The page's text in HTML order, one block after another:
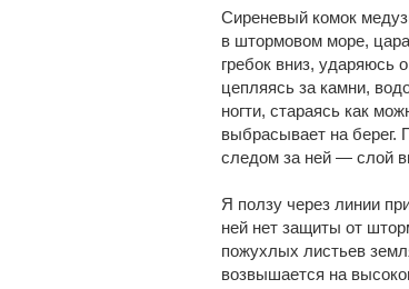
Сиреневый комок
в штормовом море,
гребок вниз, ударяюсь
цепляясь за камни,
ногти, стараясь как
выбрасывает на берег.
следом за ней — слой
Я ползу через линии
ней нет защиты от
пожухлых листьев
возвышается на